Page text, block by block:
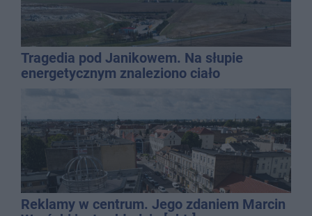
Tragedia pod Janikowem. Na słupie
energetycznym znaleziono ciało
Reklamy w centrum. Jego zdaniem Marcin